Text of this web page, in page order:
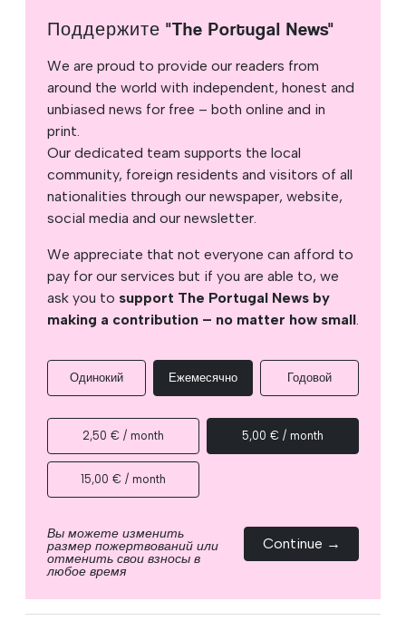
Поддержите "The Portugal News"
We are proud to provide our readers from
around the world with independent, honest and
unbiased news for free – both online and in
print.
Our dedicated team supports the local
community, foreign residents and visitors of all
nationalities through our newspaper, website,
social media and our newsletter.
We appreciate that not everyone can afford to
pay for our services but if you are able to, we
ask you to support The Portugal News by
making a contribution – no matter how small.
Одинокий Ежемесячно Годовой
2,50 € / month 5,00 € / month
15,00 € / month
Вы можете изменить
размер пожертвований или
отменить свои взносы в
любое время
Continue →